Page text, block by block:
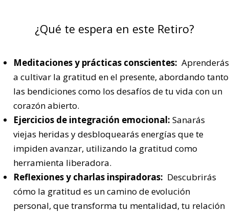
¿Qué te espera en este Retiro?
Meditaciones y prácticas conscientes: Aprenderás
a cultivar la gratitud en el presente, abordando tanto
las bendiciones como los desafíos de tu vida con un
corazón abierto.
Ejercicios de integración emocional: Sanarás
viejas heridas y desbloquearás energías que te
impiden avanzar, utilizando la gratitud como
herramienta liberadora.
Reflexiones y charlas inspiradoras: Descubrirás
cómo la gratitud es un camino de evolución
personal, que transforma tu mentalidad, tu relación